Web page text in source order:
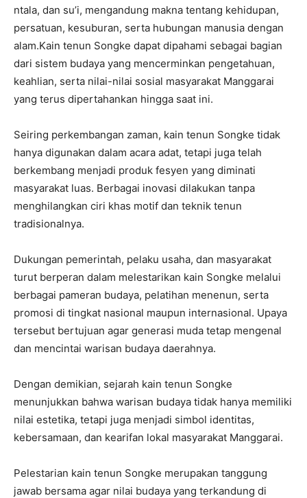
ntala, dan su’i, mengandung makna tentang kehidupan,
persatuan, kesuburan, serta hubungan manusia dengan
alam.Kain tenun Songke dapat dipahami sebagai bagian
dari sistem budaya yang mencerminkan pengetahuan,
keahlian, serta nilai-nilai sosial masyarakat Manggarai
yang terus dipertahankan hingga saat ini.
Seiring perkembangan zaman, kain tenun Songke tidak
hanya digunakan dalam acara adat, tetapi juga telah
berkembang menjadi produk fesyen yang diminati
masyarakat luas. Berbagai inovasi dilakukan tanpa
menghilangkan ciri khas motif dan teknik tenun
tradisionalnya.
Dukungan pemerintah, pelaku usaha, dan masyarakat
turut berperan dalam melestarikan kain Songke melalui
berbagai pameran budaya, pelatihan menenun, serta
promosi di tingkat nasional maupun internasional. Upaya
tersebut bertujuan agar generasi muda tetap mengenal
dan mencintai warisan budaya daerahnya.
Dengan demikian, sejarah kain tenun Songke
menunjukkan bahwa warisan budaya tidak hanya memiliki
nilai estetika, tetapi juga menjadi simbol identitas,
kebersamaan, dan kearifan lokal masyarakat Manggarai.
Pelestarian kain tenun Songke merupakan tanggung
jawab bersama agar nilai budaya yang terkandung di